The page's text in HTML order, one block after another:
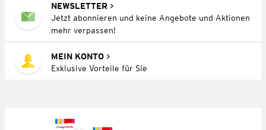
NEWSLETTER
Jetzt abonnieren und keine Angebote und Aktionen
mehr verpassen!
MEIN KONTO
Exklusive Vorteile für Sie